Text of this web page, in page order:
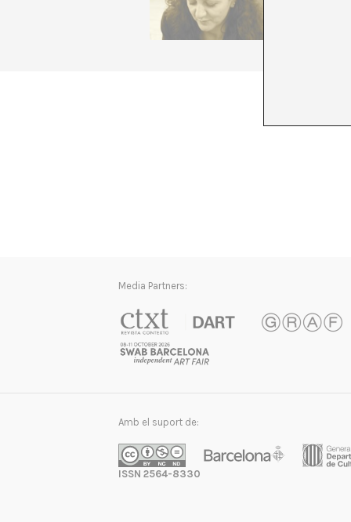
Media Partners:
Amb el suport de:
ISSN 2564-8330